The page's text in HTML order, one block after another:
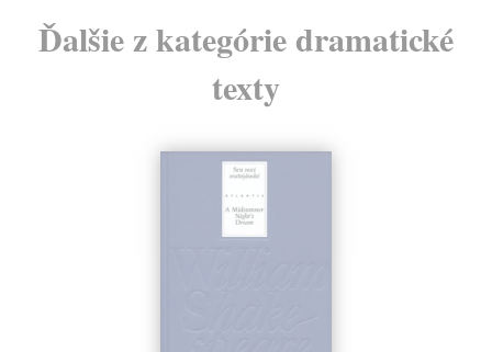
Ďalšie z kategórie dramatické
texty